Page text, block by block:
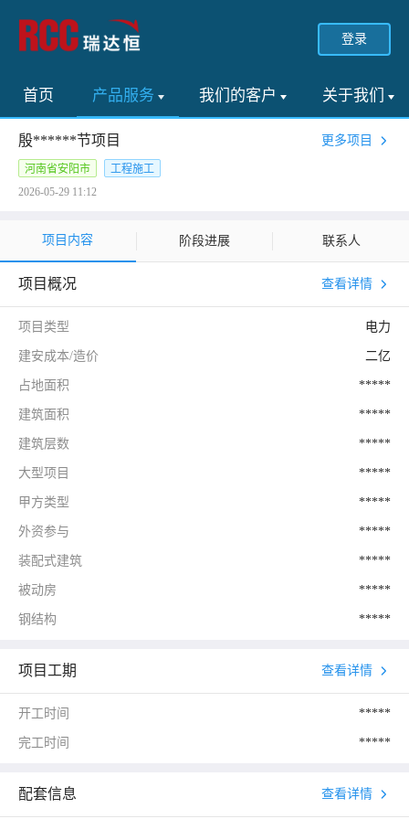
登录
首页 产品服务 我们的客户 关于我们
殷******节项目 更多项目
河南省安阳市
工程施工
2026-05-29 11:12
项目内容 阶段进展 联系人
项目概况 查看详情
项目类型 电力
建安成本/造价 二亿
占地面积 *****
建筑面积 *****
建筑层数 *****
大型项目 *****
甲方类型 *****
外资参与 *****
装配式建筑 *****
被动房 *****
钢结构 *****
项目工期 查看详情
开工时间 *****
完工时间 *****
配套信息 查看详情